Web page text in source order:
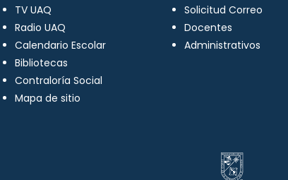
TV UAQ
Radio UAQ
Calendario Escolar
Bibliotecas
Contraloría Social
Mapa de sitio
Solicitud Correo
Docentes
Administrativos